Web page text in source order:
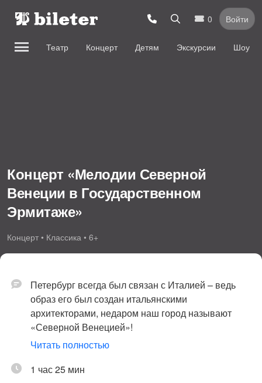
0 Войти
Театр Концерт Детям Экскурсии Шоу
Концерт «Мелодии Северной
Венеции в Государственном
Эрмитаже»
Концерт • Классика • 6+
Петербург всегда был связан с Италией – ведь
образ его был создан итальянскими
архитекторами, недаром наш город называют
«Северной Венецией»!
великолепная коллекция итальянского
Читать полностью
1 час 25 мин